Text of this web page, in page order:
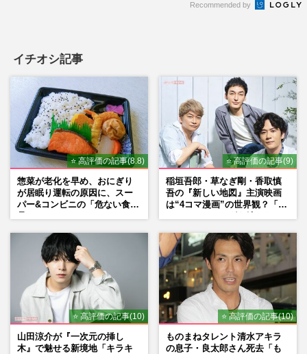
Recommended by
イチオシ記事
⭐ 高評価の記事(8.8)
惣菜が老化を早め、おにぎり
が居眠り運転の原因に、スー
パー&コンビニの「危ない食
⭐ 高評価の記事(9)
稲垣吾郎・草なぎ剛・香取慎
吾の『新しい地図』主演映画
は“4コマ漫画”の世界観？「フ
も
⭐ 高評価の記事(10)
山田涼介が『一次元の挿し
木』で魅せる新境地「キラキ
⭐ 高評価の記事(10)
ものまねタレント清水アキラ
の息子・良太郎さん死去「も